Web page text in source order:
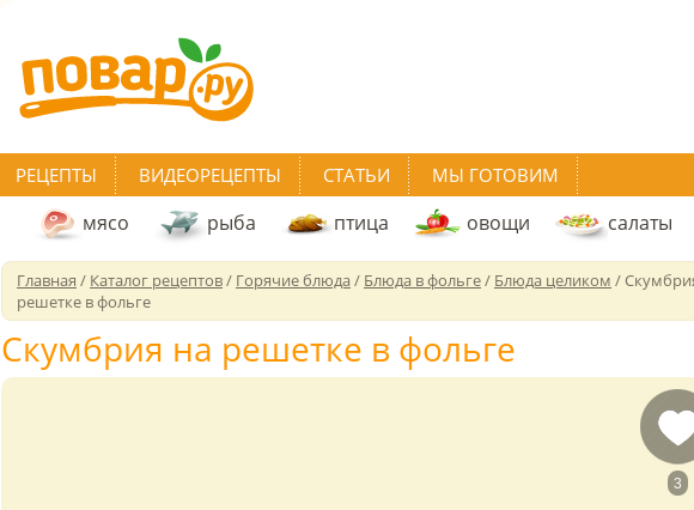
РЕЦЕПТЫ ВИДЕОРЕЦЕПТЫ СТАТЬИ МЫ ГОТОВИМ
мясо рыба птица овощи салаты
Главная / Каталог рецептов/ Горячие блюда/ Блюда в фольге/ Блюда целиком /
решетке в фольге
Скумбрия на решетке в фольге
3